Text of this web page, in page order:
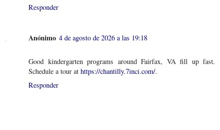
Responder
Anónimo 4 de agosto de 2026 a las 19:18
Good kindergarten programs around Fairfax, VA fill up fast.
Schedule a tour at https://chantilly.7inci.com/.
Responder